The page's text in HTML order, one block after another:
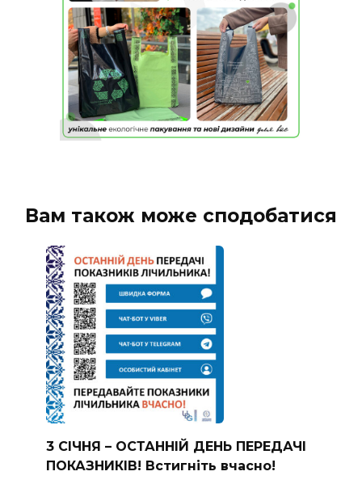
Вам також може сподобатися
3 СІЧНЯ – ОСТАННІЙ ДЕНЬ ПЕРЕДАЧІ
ПОКАЗНИКІВ! Встигніть вчасно!